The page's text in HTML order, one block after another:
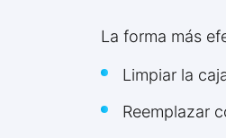
La forma más
Limpiar la
Reemplazar